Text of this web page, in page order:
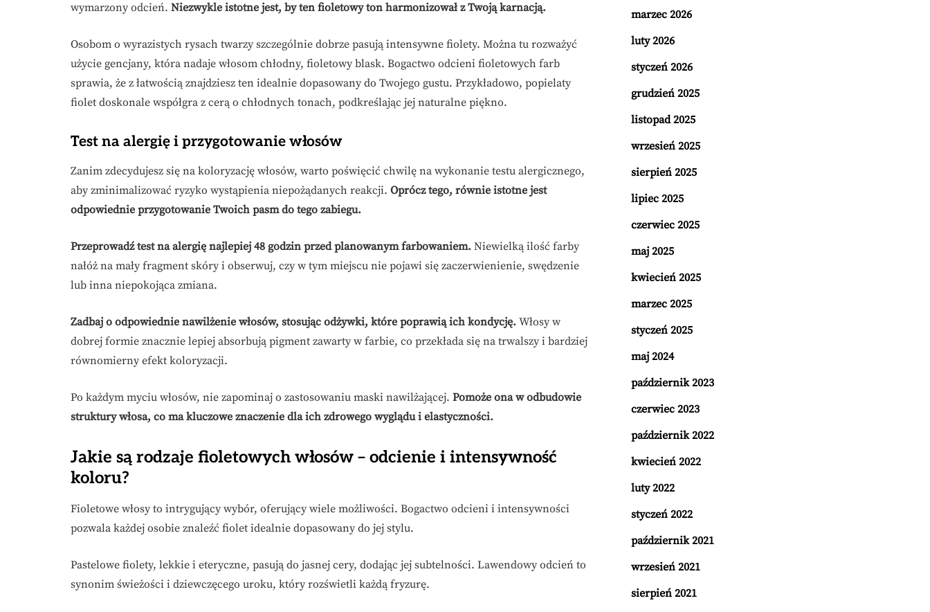
wymarzony odcień. Niezwykle istotne jest, by ten fioletowy ton harmonizował z Twoją karnacją.
Osobom o wyrazistych rysach twarzy szczególnie dobrze pasują intensywne fiolety. Można tu rozważyć
użycie gencjany, która nadaje włosom chłodny, fioletowy blask. Bogactwo odcieni fioletowych farb
sprawia, że z łatwością znajdziesz ten idealnie dopasowany do Twojego gustu. Przykładowo, popielaty
fiolet doskonale współgra z cerą o chłodnych tonach, podkreślając jej naturalne piękno.
Test na alergię i przygotowanie włosów
Zanim zdecydujesz się na koloryzację włosów, warto poświęcić chwilę na wykonanie testu alergicznego,
aby zminimalizować ryzyko wystąpienia niepożądanych reakcji. Oprócz tego, równie istotne jest
odpowiednie przygotowanie Twoich pasm do tego zabiegu.
Przeprowadź test na alergię najlepiej 48 godzin przed planowanym farbowaniem. Niewielką ilość farby
nałóż na mały fragment skóry i obserwuj, czy w tym miejscu nie pojawi się zaczerwienienie, swędzenie
lub inna niepokojąca zmiana.
Zadbaj o odpowiednie nawilżenie włosów, stosując odżywki, które poprawią ich kondycję. Włosy w
dobrej formie znacznie lepiej absorbują pigment zawarty w farbie, co przekłada się na trwalszy i bardziej
równomierny efekt koloryzacji.
Po każdym myciu włosów, nie zapominaj o zastosowaniu maski nawilżającej. Pomoże ona w odbudowie
struktury włosa, co ma kluczowe znaczenie dla ich zdrowego wyglądu i elastyczności.
Jakie są rodzaje fioletowych włosów – odcienie i intensywność
koloru?
Fioletowe włosy to intrygujący wybór, oferujący wiele możliwości. Bogactwo odcieni i intensywności
pozwala każdej osobie znaleźć fiolet idealnie dopasowany do jej stylu.
Pastelowe fiolety, lekkie i eteryczne, pasują do jasnej cery, dodając jej subtelności. Lawendowy odcień to
synonim świeżości i dziewczęcego uroku, który rozświetli każdą fryzurę.
marzec 2026
luty 2026
styczeń 2026
grudzień 2025
listopad 2025
wrzesień 2025
sierpień 2025
lipiec 2025
czerwiec 2025
maj 2025
kwiecień 2025
marzec 2025
styczeń 2025
maj 2024
październik 2023
czerwiec 2023
październik 2022
kwiecień 2022
luty 2022
styczeń 2022
październik 2021
wrzesień 2021
sierpień 2021